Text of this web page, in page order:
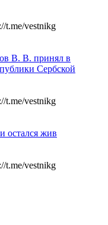
t.me/vestnikg
В. В. принял в
Сербской
t.me/vestnikg
остался жив
t.me/vestnikg